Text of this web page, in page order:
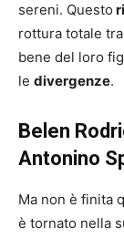
sereni. Questo
rottura totale
bene del loro
le divergenze.
Belen
Antonino
Ma non è finita
è tornato nella